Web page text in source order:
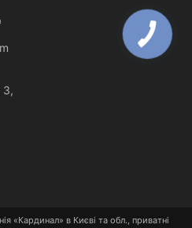
3,
«Кардинал» в Києві та обл., приватні